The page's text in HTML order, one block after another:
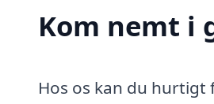
Kom nemt i
Hos os kan du hurtigt